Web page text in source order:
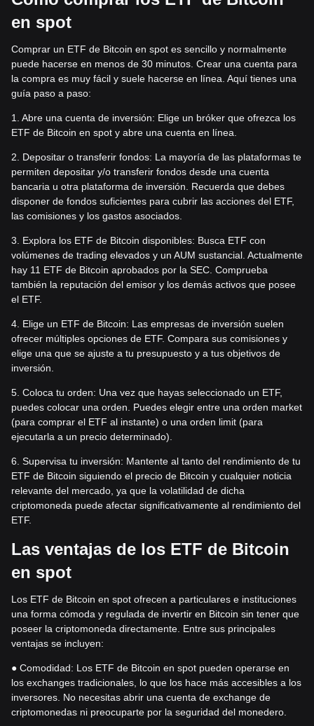
en spot
Comprar un ETF de Bitcoin en spot es sencillo y normalmente
puede hacerse en menos de 30 minutos. Crear una cuenta para
la compra es muy fácil y suele hacerse en línea. Aquí tienes una
guía paso a paso:
1. Abre una cuenta de inversión: Elige un bróker que ofrezca los
ETF de Bitcoin en spot y abre una cuenta en línea.
2. Depositar o transferir fondos: La mayoría de las plataformas te
permiten depositar y/o transferir fondos desde una cuenta
bancaria u otra plataforma de inversión. Recuerda que debes
disponer de fondos suficientes para cubrir las acciones del ETF,
las comisiones y los gastos asociados.
3. Explora los ETF de Bitcoin disponibles: Busca ETF con
volúmenes de trading elevados y un AUM sustancial. Actualmente
hay 11 ETF de Bitcoin aprobados por la SEC. Comprueba
también la reputación del emisor y los demás activos que posee
el ETF.
4. Elige un ETF de Bitcoin: Las empresas de inversión suelen
ofrecer múltiples opciones de ETF. Compara sus comisiones y
elige una que se ajuste a tu presupuesto y a tus objetivos de
inversión.
5. Coloca tu orden: Una vez que hayas seleccionado un ETF,
puedes colocar una orden. Puedes elegir entre una orden market
(para comprar el ETF al instante) o una orden limit (para
ejecutarla a un precio determinado).
6. Supervisa tu inversión: Mantente al tanto del rendimiento de tu
ETF de Bitcoin siguiendo el precio de Bitcoin y cualquier noticia
relevante del mercado, ya que la volatilidad de dicha
criptomoneda puede afectar significativamente al rendimiento del
ETF.
Las ventajas de los ETF de Bitcoin
en spot
Los ETF de Bitcoin en spot ofrecen a particulares e instituciones
una forma cómoda y regulada de invertir en Bitcoin sin tener que
poseer la criptomoneda directamente. Entre sus principales
ventajas se incluyen:
● Comodidad: Los ETF de Bitcoin en spot pueden operarse en
los exchanges tradicionales, lo que los hace más accesibles a los
inversores. No necesitas abrir una cuenta de exchange de
criptomonedas ni preocuparte por la seguridad del monedero.